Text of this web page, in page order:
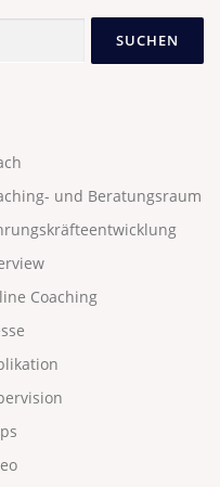
und Beratungsraum
Coaching